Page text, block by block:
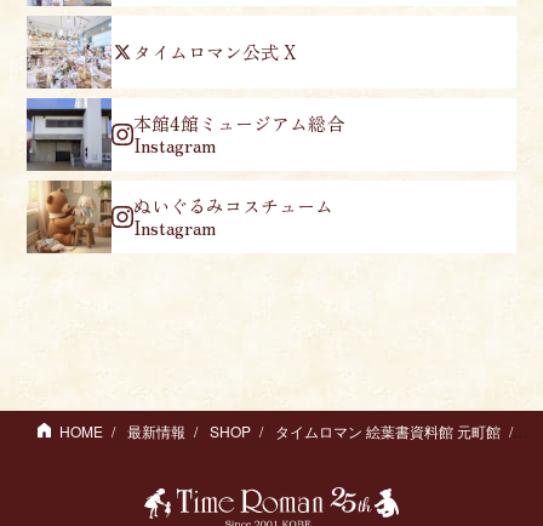
タイムロマン公式 X
本館4館ミュージアム総合
Instagram
ぬいぐるみコスチューム
Instagram
HOME 最新情報 SHOP タイムロマン 絵葉書資料館 元町館